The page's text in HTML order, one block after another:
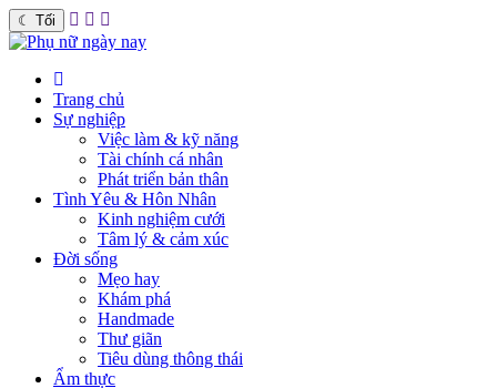
☾ Tối
Trang chủ
Sự nghiệp
Việc làm & kỹ năng
Tài chính cá nhân
Phát triển bản thân
Tình Yêu & Hôn Nhân
Kinh nghiệm cưới
Tâm lý & cảm xúc
Đời sống
Mẹo hay
Khám phá
Handmade
Thư giãn
Tiêu dùng thông thái
Ẩm thực